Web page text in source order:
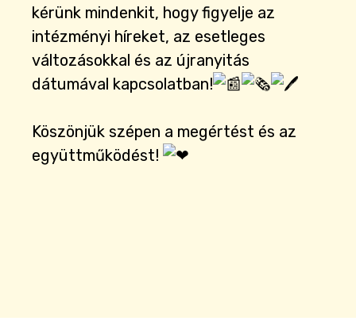
kérünk mindenkit, hogy figyelje az
intézményi híreket, az esetleges
változásokkal és az újranyitás
dátumával kapcsolatban!
Köszönjük szépen a megértést és az
együttműködést!